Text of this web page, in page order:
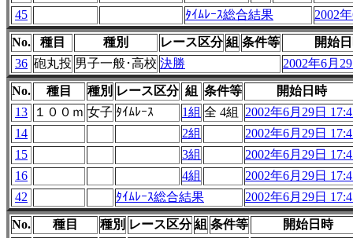
45
ﾀｲﾑﾚｰｽ総合結果 2002
No. 種目 種別 レース区分 組 条件等
開始
36 砲丸投 男子一般･高校 決勝 2002年6月
No. 種目 種別 レース区分 組 条件等
開始日時
13
１００ｍ 女子 ﾀｲﾑﾚｰｽ 1組 全 4組
2002年6月29日
14
2組
2002年6月29日
15
3組
2002年6月29日
16
4組
2002年6月29日
42
ﾀｲﾑﾚｰｽ総合結果 2002年6月29日
No. 種目 種別 レース区分 組 条件等
開始日時